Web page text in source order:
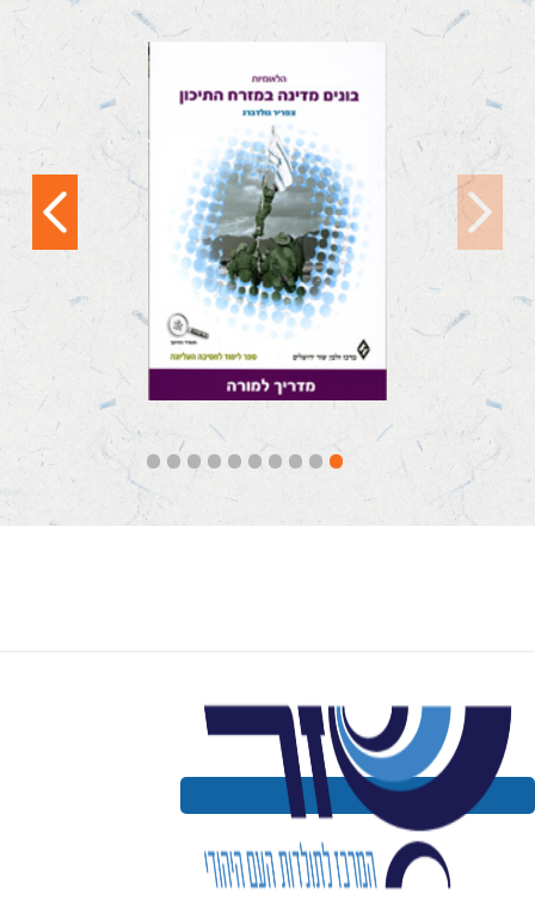
הלאומיות ב': בונים
מדינה במזרח התיכון –
מדריך למורה
הספר הוצא לאור בסיוע
ועידת התביעות. לפרטים
נוספים:
http://www.claimscon.org
הלאומיות...
קראו עוד
7
8
10